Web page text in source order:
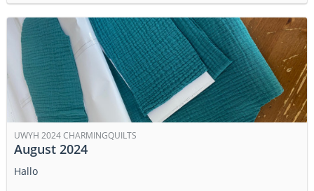
UWYH 2024 CHARMINGQUILTS
August 2024
Hallo